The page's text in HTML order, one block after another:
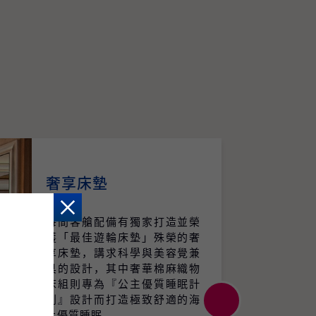
奢享床墊
每間客艙配備有獨家打造並榮
獲「最佳遊輪床墊」殊榮的奢
享床墊，講求科學與美容覺兼
具的設計，其中奢華棉麻織物
床組則專為『公主優質睡眠計
劃』設計而打造極致舒適的海